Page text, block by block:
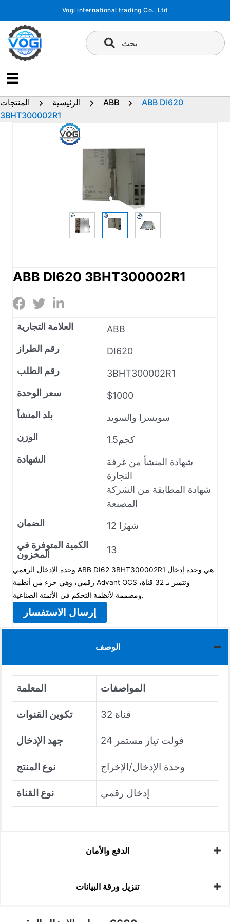
المحتوى
Vogi international trading Co., Ltd
بحث
الرئيسية المنتجات ABB
ABB DI620
3BHT300002R1
ABB DI620 3BHT300002R1
العلامة التجارية
ABB
رقم الطراز
DI620
رقم الطلب
3BHT300002R1
سعر الوحدة
$1000
بلد المنشأ
سويسرا والسويد
الوزن
1.5كجم
الشهادة
شهادة المنشأ من غرفة
التجارة
شهادة المطابقة من الشركة
المصنعة
الضمان
12 شهرًا
الكمية المتوفرة في
المخزون
13
وحدة الإدخال الرقمي ABB DI62 3BHT300002R1 هي وحدة إدخال
رقمي، وهي جزء من أنظمة Advant OCS وتتميز بـ 32 قناة،
ومصممة لأنظمة التحكم في الأتمتة الصناعية.
إرسال الاستفسار
الوصف
المعلمة المواصفات
تكوين القنوات 32 قناة
جهد الإدخال 24 فولت تيار مستمر
نوع المنتج وحدة الإدخال/الإخراج
نوع القناة إدخال رقمي
الدفع والأمان
تنزيل ورقة البيانات